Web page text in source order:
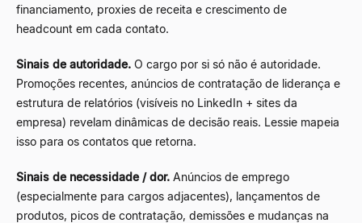
financiamento, proxies de receita e crescimento de
headcount em cada contato.
Sinais de autoridade. O cargo por si só não é autoridade.
Promoções recentes, anúncios de contratação de liderança e
estrutura de relatórios (visíveis no LinkedIn + sites da
empresa) revelam dinâmicas de decisão reais. Lessie mapeia
isso para os contatos que retorna.
Sinais de necessidade / dor. Anúncios de emprego
(especialmente para cargos adjacentes), lançamentos de
produtos, picos de contratação, demissões e mudanças na